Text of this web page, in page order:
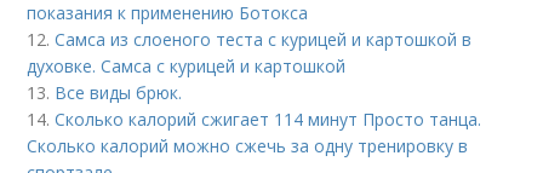
показания к применению Ботокса
12.Самса из слоеного теста с курицей и картошкой в
духовке. Самса с курицей и картошкой
13. Все виды брюк.
14.Сколько калорий сжигает 114 минут Просто танца.
Сколько калорий можно сжечь за одну тренировку в